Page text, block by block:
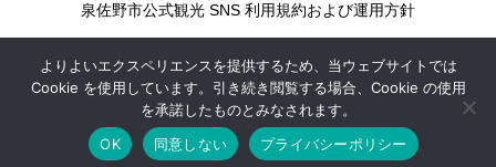
泉佐野市公式観光 SNS 利用規約および運用方針
kokotabi izumisano © 2024
よりよいエクスペリエンスを提供するため、当ウェブサイトでは
Cookie を使用しています。引き続き閲覧する場合、Cookie の使用
を承諾したものとみなされます。
OK
同意しない プライバシーポリシー